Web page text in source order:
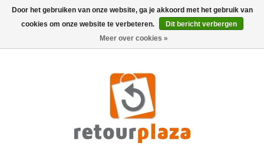
Door het gebruiken van onze website, ga je akkoord met het gebruik van
cookies om onze website te verbeteren.
Dit bericht verbergen
Meer over cookies »